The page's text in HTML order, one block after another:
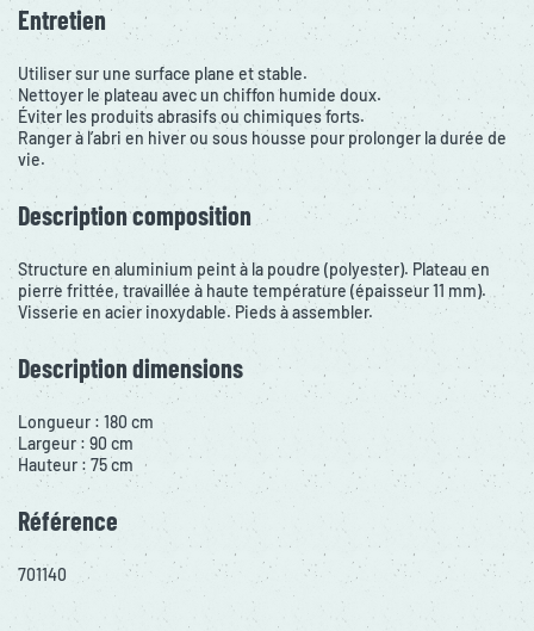
Entretien
Utiliser sur une surface plane et stable.
Nettoyer le plateau avec un chiffon humide doux.
Éviter les produits abrasifs ou chimiques forts.
Ranger à l’abri en hiver ou sous housse pour prolonger la durée de
vie.
Description composition
Structure en aluminium peint à la poudre (polyester). Plateau en
pierre frittée, travaillée à haute température (épaisseur 11 mm).
Visserie en acier inoxydable. Pieds à assembler.
Description dimensions
Longueur : 180 cm
Largeur : 90 cm
Hauteur : 75 cm
Référence
701140